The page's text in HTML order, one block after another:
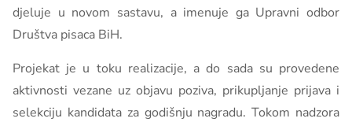
djeluje u novom sastavu, a imenuje ga Upravni odbor
Društva pisaca BiH.
Projekat je u toku realizacije, a do sada su provedene
aktivnosti vezane uz objavu poziva, prikupljanje prijava i
selekciju kandidata za godišnju nagradu. Tokom nadzora